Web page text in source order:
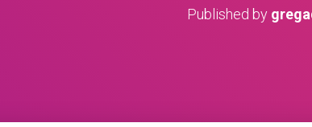
Published by